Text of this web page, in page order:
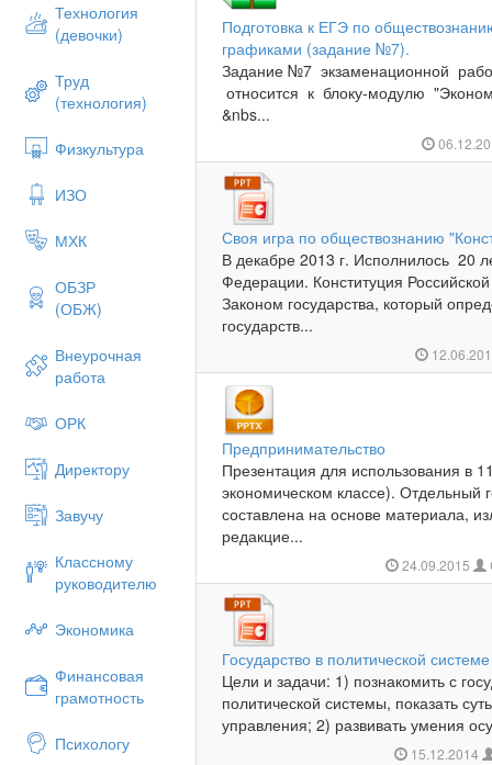
Технология
(девочки)
Труд
(технология)
Физкультура
ИЗО
МХК
ОБЗР
(ОБЖ)
Внеурочная
работа
ОРК
Директору
Завучу
Классному
руководителю
Экономика
Финансовая
грамотность
Психологу
Подготовка к ЕГЭ по
графиками (задание №7).
Задание №7 экзаменационной
относится к блоку-модулю
&nbs...
Своя игра по обществознанию
В декабре 2013 г. Исполнилось 20
Федерации. Конституция
Законом государства, который
государств...
Предпринимательство
Презентация для использования в
экономическом классе). Отдельный
составлена на основе материала,
редакцие...
24.09.2015
Государство в политической системе
Цели и задачи: 1) познакомить с
политической системы, показать
управления; 2) развивать умения
15.12.2014